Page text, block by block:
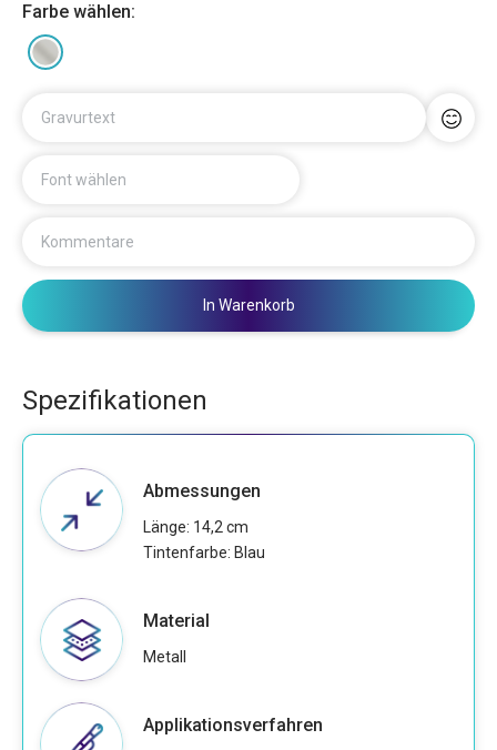
Farbe wählen:
Gravurtext
Font wählen
Kommentare
In Warenkorb
Spezifikationen
Abmessungen
Länge: 14,2 cm
Tintenfarbe: Blau
Material
Metall
Applikationsverfahren